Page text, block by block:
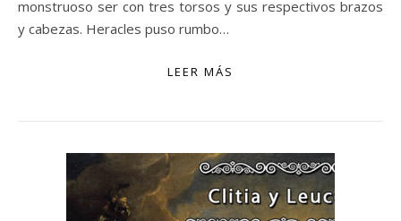
monstruoso ser con tres torsos y sus respectivos brazos
y cabezas. Heracles puso rumbo…
LEER MÁS